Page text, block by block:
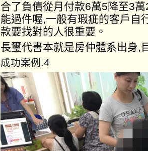
合了負債從月付款6萬5降至3
能過件喔,一般有瑕疵的客戶自
款要找對的人很重要。
長璽代書本就是房仲體系出身,
成功案例.4